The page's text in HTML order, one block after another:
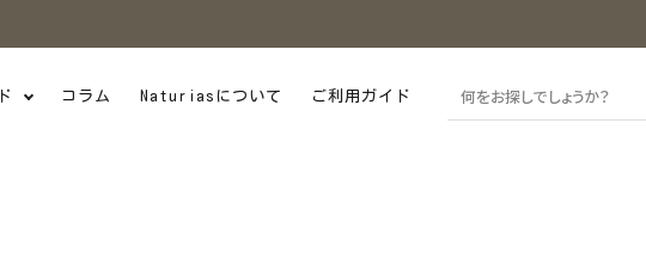
コラム Naturiasについて ご利用ガイド